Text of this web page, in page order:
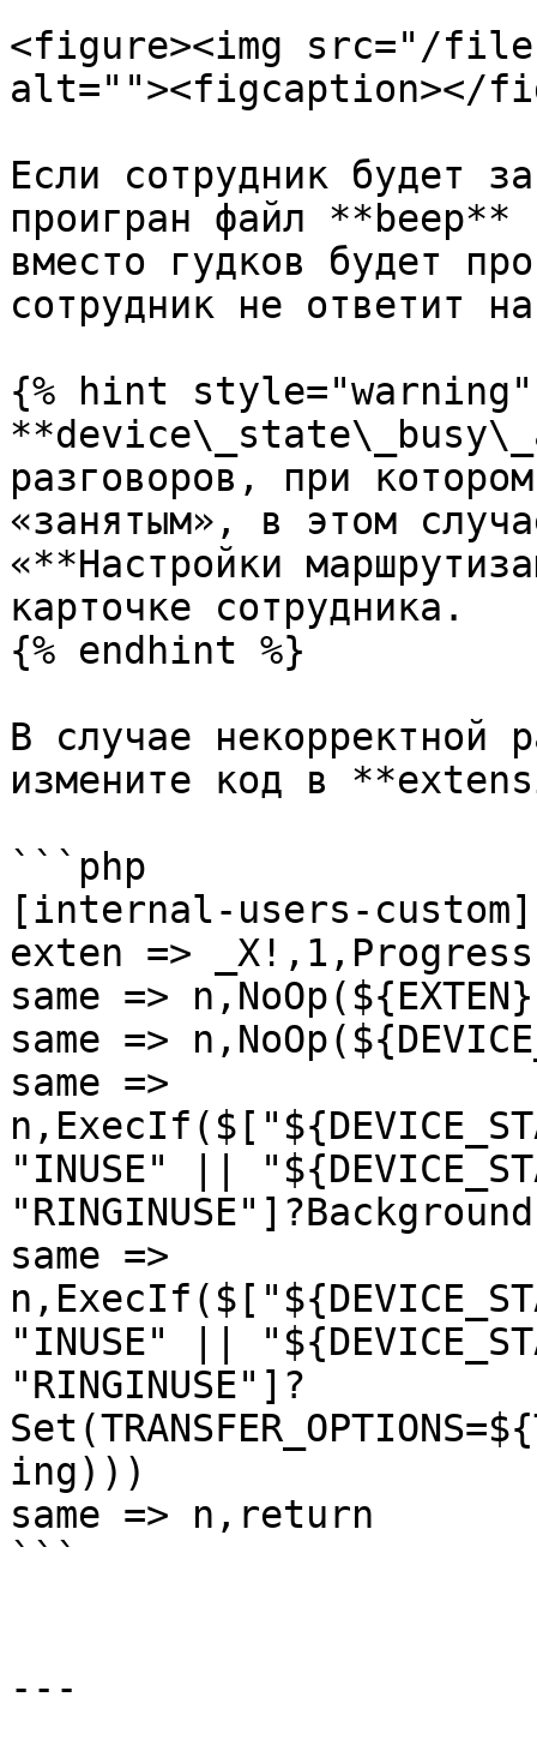
<figure><img src="/files/
alt=""><figcaption></
Если сотрудник будет
проигран файл
вместо гудков будет
сотрудник не ответит
{% hint style="warning"
разговоров, при
«занятым», в этом
«**Настройки
карточке сотрудника.
{% endhint %}
В случае некорректной
измените код в
```php
[internal-users-custom]
exten =>
same =>
same =>
same =>
"INUSE" ||
same =>
"INUSE" ||
"RINGINUSE"]?
ing)))
same => n,return
```
---